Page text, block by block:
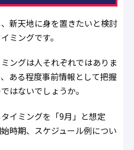
新天地に身を置きたいと検討
ミングです。
ングは人それぞれではありま
ある程度事前情報として把握
はないでしょうか。
イミングを「9月」と想定
時期、スケジュール例につい